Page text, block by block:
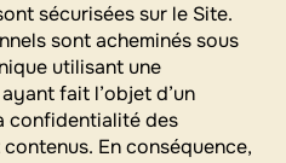
sécurisées sur le Site.
sont acheminés sous
utilisant une
fait l’objet d’un
confidentialité des
En conséquence,